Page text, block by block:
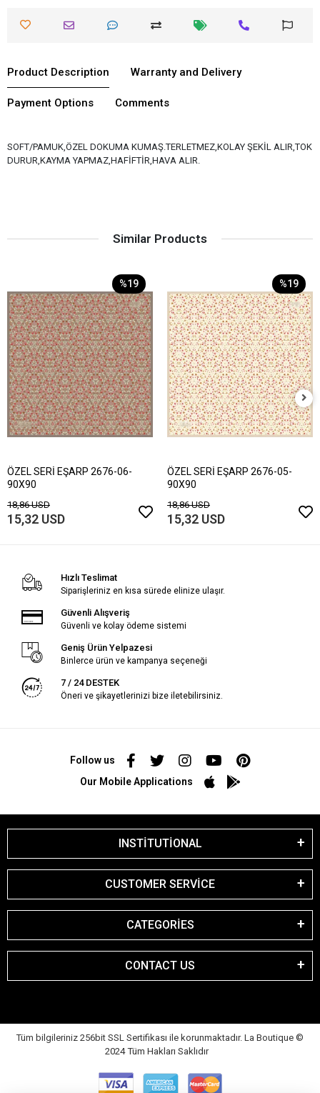
Product Description Warranty and Delivery
Payment Options Comments
SOFT/PAMUK,ÖZEL DOKUMA KUMAŞ.TERLETMEZ,KOLAY ŞEKİL ALIR,TOK
DURUR,KAYMA YAPMAZ,HAFİFTİR,HAVA ALIR.
Similar Products
%19
ÖZEL SERİ EŞARP 2676-06-
90X90
18,86 USD
15,32 USD
%19
ÖZEL SERİ EŞARP 2676-05-
90X90
18,86 USD
15,32 USD
Hızlı Teslimat
Siparişleriniz en kısa sürede elinize ulaşır.
Güvenli Alışveriş
Güvenli ve kolay ödeme sistemi
Geniş Ürün Yelpazesi
Binlerce ürün ve kampanya seçeneği
7 / 24 DESTEK
Öneri ve şikayetlerinizi bize iletebilirsiniz.
Follow us
Our Mobile Applications
INSTİTUTİONAL
CUSTOMER SERVİCE
CATEGORİES
CONTACT US
Tüm bilgileriniz 256bit SSL Sertifikası ile korunmaktadır. La Boutique ©
2024 Tüm Hakları Saklıdır